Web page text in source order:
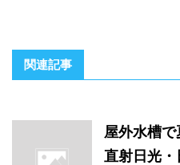
関連記事
屋外水槽
直射日光・